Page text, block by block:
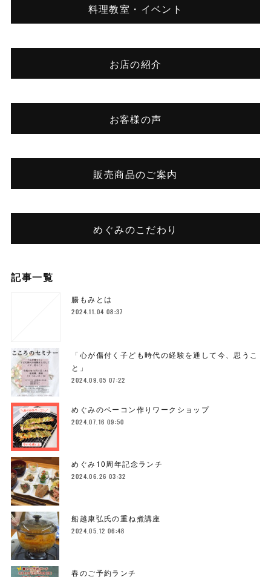
料理教室・イベント
お店の紹介
お客様の声
販売商品のご案内
めぐみのこだわり
記事一覧
腸もみとは
2024.11.04 08:37
「心が傷付く子ども時代の経験を通して今、思うこ
と」
2024.09.05 07:22
めぐみのベーコン作りワークショップ
2024.07.16 09:50
めぐみ10周年記念ランチ
2024.06.26 03:32
船越康弘氏の重ね煮講座
2024.05.12 06:48
春のご予約ランチ